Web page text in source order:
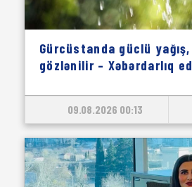
Gürcüstanda güclü
gözlənilir – Xəbərdarlıq
09.08.2026 00:13